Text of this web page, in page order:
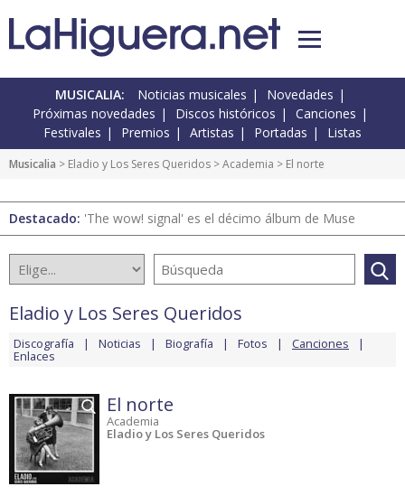
MUSICALIA: Noticias musicales
Novedades
Próximas novedades
Discos históricos
Canciones
Festivales
Premios Artistas Portadas Listas
Musicalia > Eladio y Los Seres Queridos >Academia > El norte
Destacado: 'The wow! signal' es el décimo álbum de Muse
Eladio y Los Seres Queridos
Discografía Noticias Biografía Fotos Canciones
Enlaces
El norte
Academia
Eladio y Los Seres Queridos